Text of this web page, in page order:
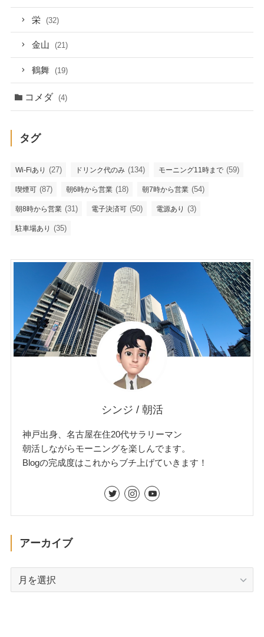
栄 (32)
金山 (21)
鶴舞 (19)
コメダ (4)
タグ
Wi-Fiあり (27) ドリンク代のみ (134) モーニング11時まで (59)
喫煙可 (87) 朝6時から営業 (18) 朝7時から営業 (54)
朝8時から営業 (31) 電子決済可 (50) 電源あり (3)
駐車場あり (35)
シンジ / 朝活
神戸出身、名古屋在住20代サラリーマン
朝活しながらモーニングを楽しんでます。
Blogの完成度はこれからブチ上げていきます！
アーカイブ